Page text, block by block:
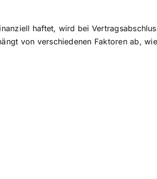
haftet, wird bei
von verschiedenen Faktoren ab,